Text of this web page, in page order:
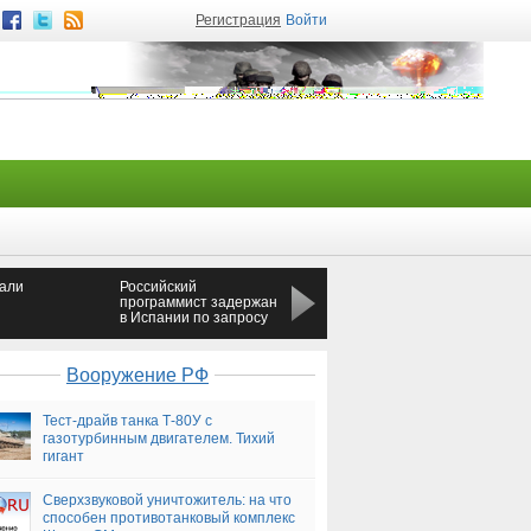
Регистрация Войти
Российский
программист задержан
в Испании по запросу
Вооружение РФ
Тест-драйв танка Т-80У с
газотурбинным двигателем. Тихий
гигант
Сверхзвуковой уничтожитель: на что
способен противотанковый комплекс